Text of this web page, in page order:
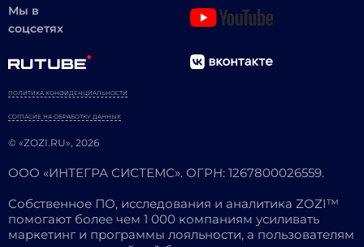
Мы в
соцсетях
© «ZOZI.RU», 2026
ПОЛИТИКА КОНФИДЕНЦИАЛЬНОСТИ
СОГЛАСИЕ НА ОБРАБОТКУ ДАННЫХ
ООО «ИНТЕГРА СИСТЕМС». ОГРН: 1267800026559.
Собственное ПО, исследования и аналитика ZOZI™
помогают более чем 1 000 компаниям усиливать
маркетинг и программы лояльности, а пользователям